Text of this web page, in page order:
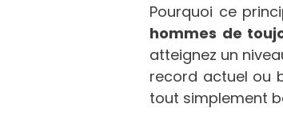
Pourquoi ce
hommes de
atteignez un
record actuel ou
tout simplement